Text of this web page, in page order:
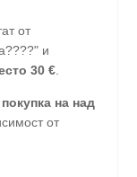
от
и
30 €
на над
от